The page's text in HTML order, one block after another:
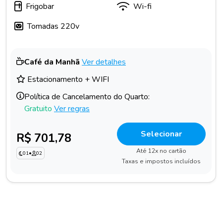
Frigobar
Wi-fi
Tomadas 220v
Café da Manhã Ver detalhes
Estacionamento + WIFI
Política de Cancelamento do Quarto:
Gratuito Ver regras
R$ 701,78
01• 02
Selecionar
Até 12x no cartão
Taxas e impostos incluídos